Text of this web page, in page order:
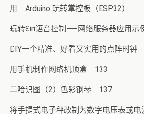
用 Arduino 玩转掌控板（ESP32）
玩转Siri语音控制——网络服务器应用
DIY一个精准、好看又实用的点阵时
用手机制作网络机顶盒 133
二哈识图（2）色彩钢琴 137
将手提式电子秤改制为数字电压表或